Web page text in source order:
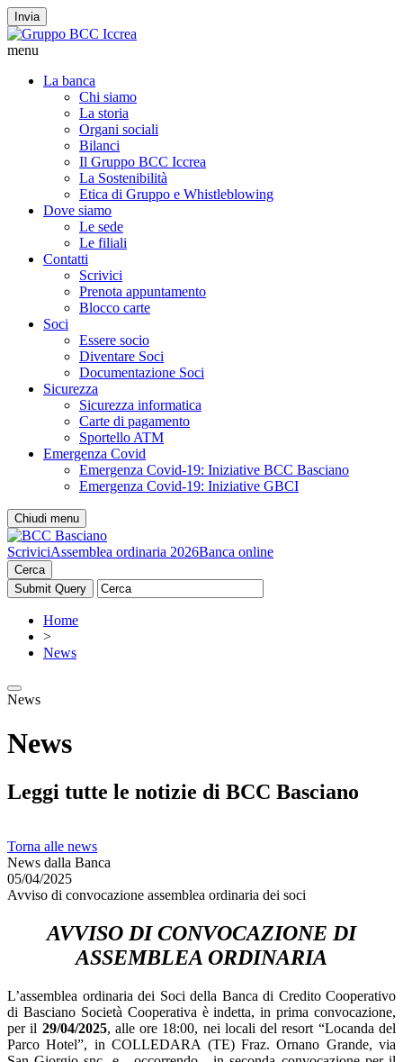
Invia
menu
La banca
Chi siamo
La storia
Organi sociali
Bilanci
Il Gruppo BCC Iccrea
La Sostenibilità
Etica di Gruppo e Whistleblowing
Dove siamo
Le sede
Le filiali
Contatti
Scrivici
Prenota appuntamento
Blocco carte
Soci
Essere socio
Diventare Soci
Documentazione Soci
Sicurezza
Sicurezza informatica
Carte di pagamento
Sportello ATM
Emergenza Covid
Emergenza Covid-19: Iniziative BCC Basciano
Emergenza Covid-19: Iniziative GBCI
Chiudi menu
ScriviciAssemblea ordinaria 2026Banca online
Cerca
Home
>
News
News
News
Leggi tutte le notizie di BCC Basciano
Torna alle news
News dalla Banca
05/04/2025
Avviso di convocazione assemblea ordinaria dei soci
AVVISO DI CONVOCAZIONE DI
ASSEMBLEA ORDINARIA
L’assemblea ordinaria dei Soci della Banca di Credito Cooperativo
di Basciano Società Cooperativa è indetta, in prima convocazione,
per il 29/04/2025, alle ore 18:00, nei locali del resort “Locanda del
Parco Hotel”, in COLLEDARA (TE) Fraz. Ornano Grande, via